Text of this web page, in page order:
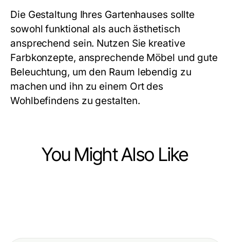
Die Gestaltung Ihres Gartenhauses sollte
sowohl funktional als auch ästhetisch
ansprechend sein. Nutzen Sie kreative
Farbkonzepte, ansprechende Möbel und gute
Beleuchtung, um den Raum lebendig zu
machen und ihn zu einem Ort des
Wohlbefindens zu gestalten.
You Might Also Like
Was ist ein Carport und warum ist